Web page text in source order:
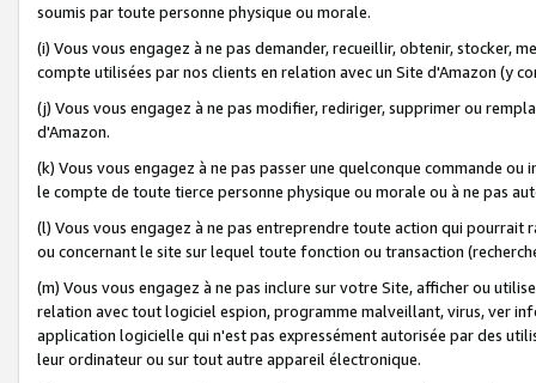
soumis par toute personne physique ou morale.
(i) Vous vous engagez à ne pas demander, recueillir, obtenir, stocker,
compte utilisées par nos clients en relation avec un Site d'Amazon (y
(j) Vous vous engagez à ne pas modifier, rediriger, supprimer ou
d'Amazon.
(k) Vous vous engagez à ne pas passer une quelconque commande
le compte de toute tierce personne physique ou morale ou à ne pas
(l) Vous vous engagez à ne pas entreprendre toute action qui
ou concernant le site sur lequel toute fonction ou transaction
(m) Vous vous engagez à ne pas inclure sur votre Site, afficher ou
relation avec tout logiciel espion, programme malveillant, virus, ver
application logicielle qui n'est pas expressément autorisée par des
leur ordinateur ou sur tout autre appareil électronique.